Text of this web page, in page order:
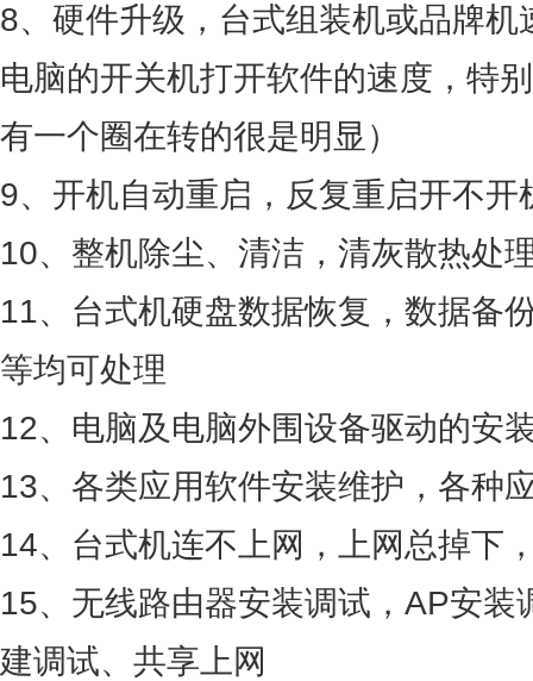
8、硬件升级，台式组装机或品牌
电脑的开关机打开软件的速度，特
有一个圈在转的很是明显）
9、开机自动重启，反复重启开不
10、整机除尘、清洁，清灰散热处
11、台式机硬盘数据恢复，数据备
等均可处理
12、电脑及电脑外围设备驱动的安
13、各类应用软件安装维护，各种
14、台式机连不上网，上网总掉下
15、无线路由器安装调试，AP安装
建调试、共享上网